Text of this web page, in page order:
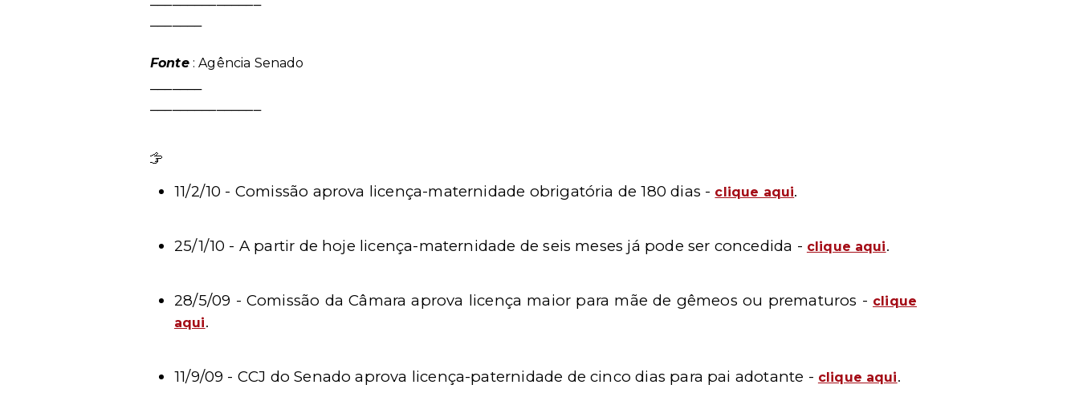
Fonte: Agência Senado
11/2/10 - Comissão aprova licença-maternidade obrigatória de 180 dias - clique aqui.
25/1/10 - A partir de hoje licença-maternidade de seis meses já pode ser concedida - clique aqui.
28/5/09 - Comissão da Câmara aprova licença maior para mãe de gêmeos ou prematuros - clique
aqui.
11/9/09 - CCJ do Senado aprova licença-paternidade de cinco dias para pai adotante - clique aqui.